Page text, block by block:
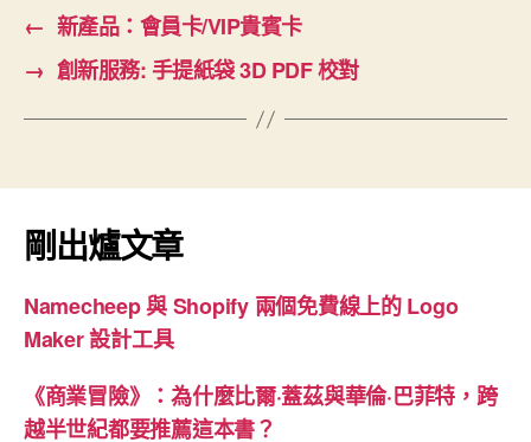
← 新產品：會員卡/VIP貴賓卡
→ 創新服務: 手提紙袋 3D PDF 校對
剛出爐文章
Namecheep 與 Shopify 兩個免費線上的 Logo
Maker 設計工具
《商業冒險》：為什麼比爾·蓋茲與華倫·巴菲特，跨
越半世紀都要推薦這本書？